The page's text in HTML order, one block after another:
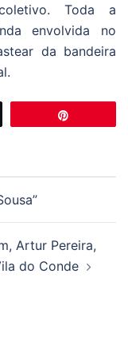
Toda a
envolvida no
da bandeira
Artur Pereira,
do Conde